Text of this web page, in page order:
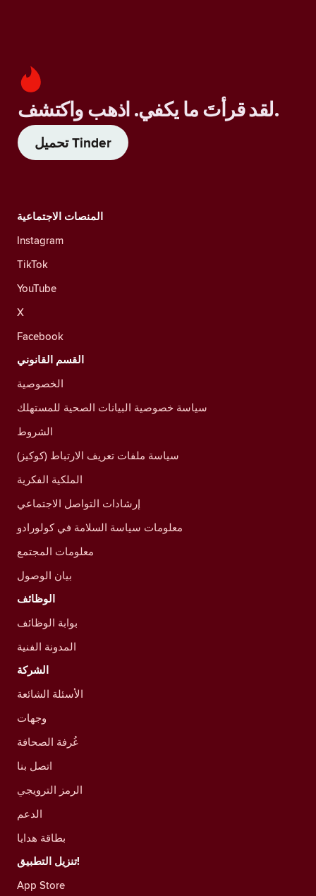
لقد قرأتَ ما يكفي. اذهب واكتشف.
تحميل Tinder
المنصات الاجتماعية
Instagram
TikTok
YouTube
X
Facebook
القسم القانوني
الخصوصية
سياسة خصوصية البيانات الصحية للمستهلك
الشروط
سياسة ملفات تعريف الارتباط (كوكيز)
الملكية الفكرية
إرشادات التواصل الاجتماعي
معلومات سياسة السلامة في كولورادو
معلومات المجتمع
بيان الوصول
الوظائف
بوابة الوظائف
المدونة الفنية
الشركة
الأسئلة الشائعة
وجهات
غُرفة الصحافة
اتصل بنا
الرمز الترويجي
الدعم
بطاقة هدايا
تنزيل التطبيق!
App Store